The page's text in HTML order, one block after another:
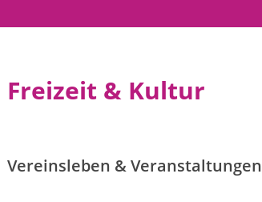
Freizeit & Kultur
Vereinsleben & Veranstaltungen